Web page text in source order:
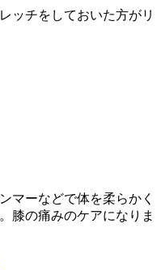
ッチをしておいた方がリ
マーなどで体を柔らかく
膝の痛みのケアになりま